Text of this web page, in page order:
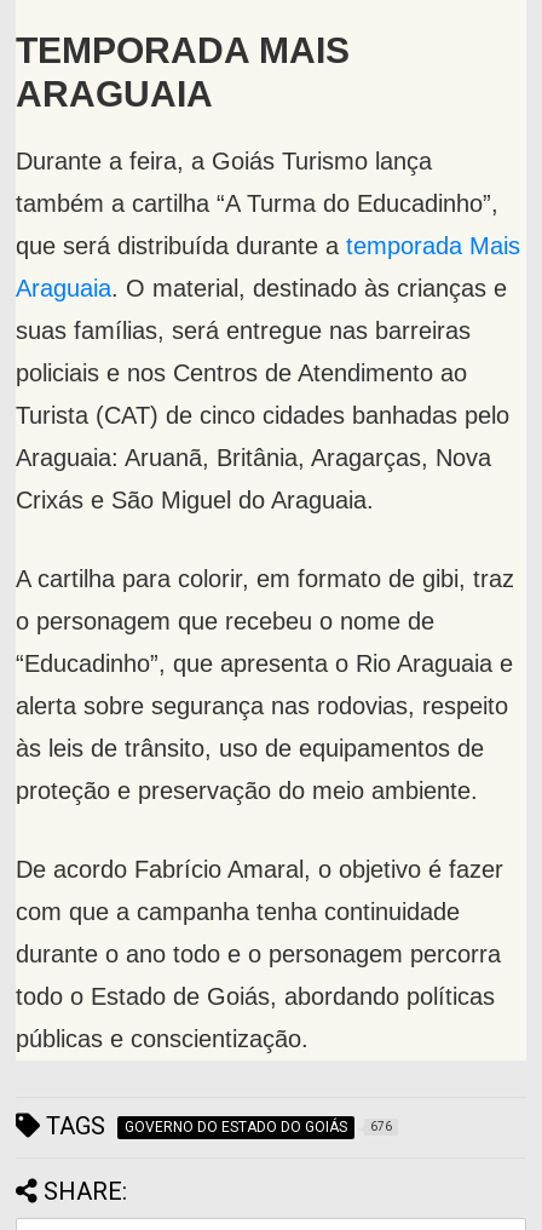
TEMPORADA MAIS
ARAGUAIA
Durante a feira, a Goiás Turismo lança
também a cartilha “A Turma do Educadinho”,
que será distribuída durante atemporada Mais
Araguaia. O material, destinado às crianças e
suas famílias, será entregue nas barreiras
policiais e nos Centros de Atendimento ao
Turista (CAT) de cinco cidades banhadas pelo
Araguaia: Aruanã, Britânia, Aragarças, Nova
Crixás e São Miguel do Araguaia.
A cartilha para colorir, em formato de gibi, traz
o personagem que recebeu o nome de
“Educadinho”, que apresenta o Rio Araguaia e
alerta sobre segurança nas rodovias, respeito
às leis de trânsito, uso de equipamentos de
proteção e preservação do meio ambiente.
De acordo Fabrício Amaral, o objetivo é fazer
com que a campanha tenha continuidade
durante o ano todo e o personagem percorra
todo o Estado de Goiás, abordando políticas
públicas e conscientização.
TAGS GOVERNO DO ESTADO DO GOIÁS 676
SHARE: